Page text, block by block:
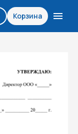
Корзина